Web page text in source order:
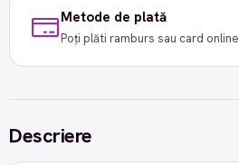
Metode de plată
Poți plăti ramburs sau card online
Descriere